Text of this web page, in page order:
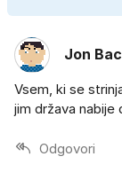
Jon
Vsem, ki se
jim država nabije
Odgovori